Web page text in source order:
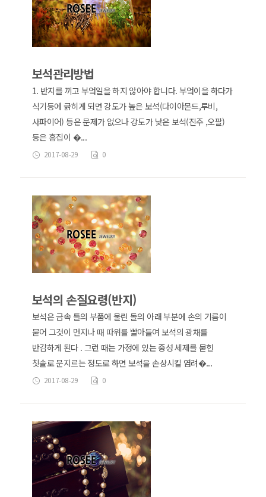
보석관리방법
1. 반지를 끼고 부엌일을 하지 않아야 합니다. 부엌이을 하다가
식기등에 긁히게 되면 강도가 높은 보석(다이아몬드,루비,
사파이어) 등은 문제가 없으나 강도가 낮은 보석(진주 ,오팔)
등은 흠집이 �...
2017-08-29 0
보석의 손질요령(반지)
보석은 금속 틀의 부품에 물린 돌의 아래 부분에 손의 기름이
묻어 그것이 먼지나 때 따위를 빨아들여 보석의 광채를
반감하게 된다 . 그런 때는 가정에 있는 중성 세제를 묻힌
칫솔로 문지르는 정도로 하면 보석을 손상시킬 염려�...
2017-08-29 0